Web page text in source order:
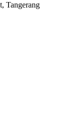
Tangerang